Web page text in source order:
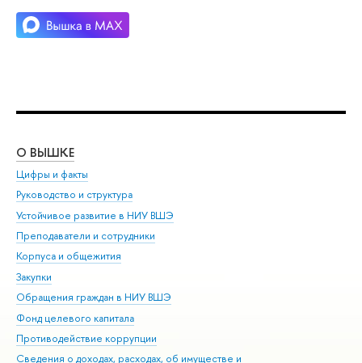
О ВЫШКЕ
Цифры и факты
Руководство и структура
Устойчивое развитие в НИУ ВШЭ
Преподаватели и сотрудники
Корпуса и общежития
Закупки
Обращения граждан в НИУ ВШЭ
Фонд целевого капитала
Противодействие коррупции
Сведения о доходах, расходах, об имуществе и